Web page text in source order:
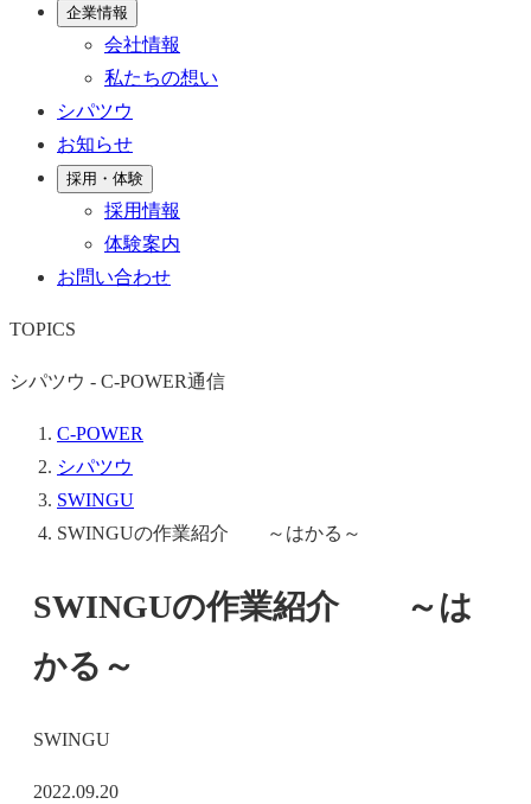
企業情報
会社情報
私たちの想い
シパツウ
お知らせ
採用・体験
採用情報
体験案内
お問い合わせ
TOPICS
シパツウ - C-POWER通信
C-POWER
シパツウ
SWINGU
SWINGUの作業紹介 ～はかる～
SWINGUの作業紹介 ～は
かる～
SWINGU
2022.09.20